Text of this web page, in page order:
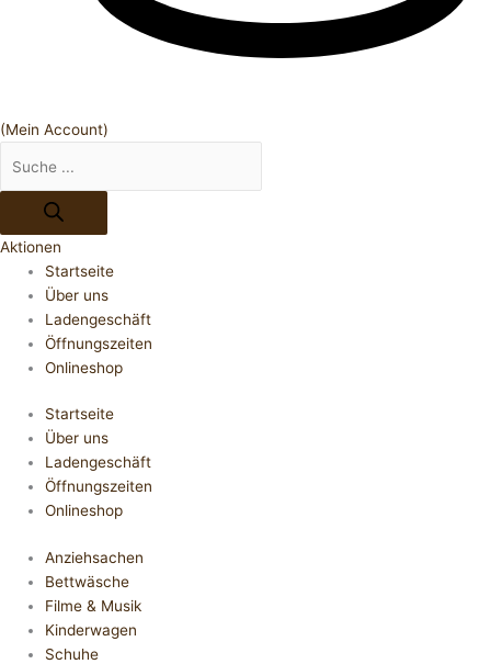
(Mein Account)
Aktionen
Startseite
Über uns
Ladengeschäft
Öffnungszeiten
Onlineshop
Startseite
Über uns
Ladengeschäft
Öffnungszeiten
Onlineshop
Anziehsachen
Bettwäsche
Filme & Musik
Kinderwagen
Schuhe